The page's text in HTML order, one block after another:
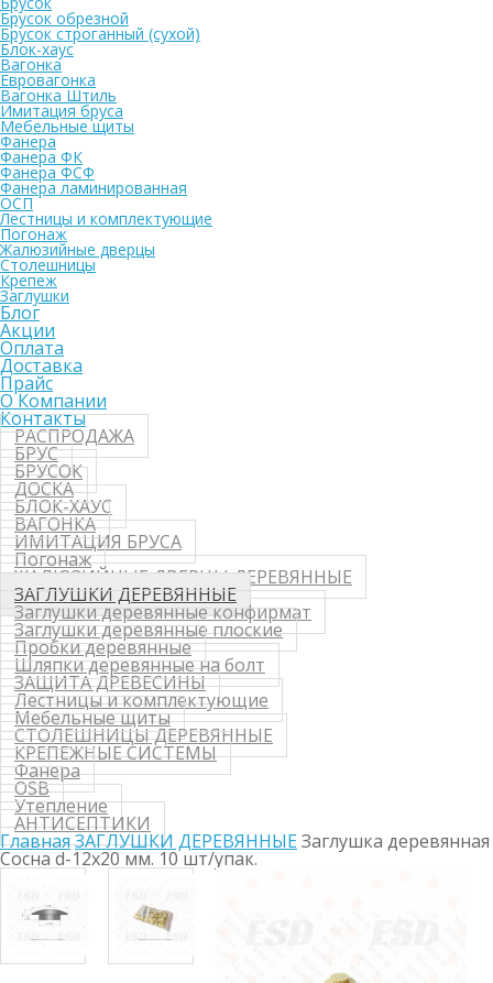
Брусок обрезной
Брусок строганный (сухой)
Блок-хаус
Вагонка
Евровагонка
Вагонка Штиль
Имитация бруса
Мебельные щиты
Фанера
Фанера ФК
Фанера ФСФ
Фанера ламинированная
ОСП
Лестницы и комплектующие
Погонаж
Жалюзийные дверцы
Столешницы
Крепеж
Заглушки
Блог
Акции
Оплата
Доставка
Прайс
О Компании
Контакты
РАСПРОДАЖА
БРУС
БРУСОК
ДОСКА
БЛОК-ХАУС
ВАГОНКА
ИМИТАЦИЯ БРУСА
Погонаж
ЖАЛЮЗИЙНЫЕ ДВЕРЦЫ ДЕРЕВЯННЫЕ
ЗАГЛУШКИ ДЕРЕВЯННЫЕ
Заглушки деревянные конфирмат
Заглушки деревянные плоские
Пробки деревянные
Шляпки деревянные на болт
ЗАЩИТА ДРЕВЕСИНЫ
Лестницы и комплектующие
Мебельные щиты
СТОЛЕШНИЦЫ ДЕРЕВЯННЫЕ
КРЕПЕЖНЫЕ СИСТЕМЫ
Фанера
OSB
Утепление
АНТИСЕПТИКИ
ГлавнаяЗАГЛУШКИ ДЕРЕВЯННЫЕЗаглушка деревянная
Сосна d-12х20 мм. 10 шт/упак.